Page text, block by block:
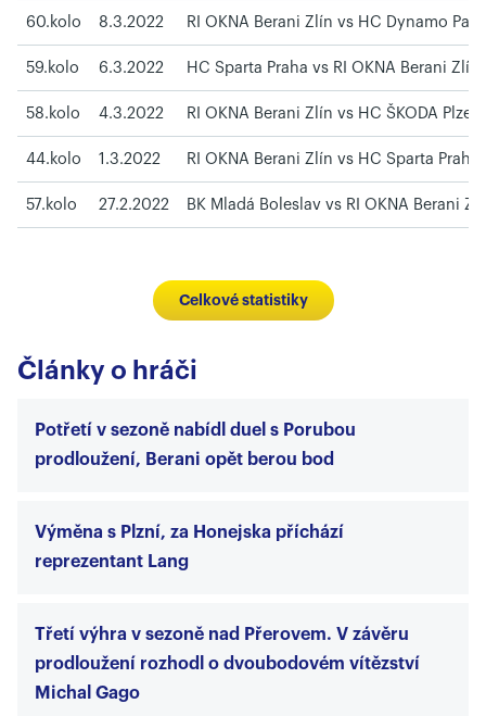
60.kolo 8.3.2022 RI OKNA Berani Zlín vs HC Dynamo
59.kolo 6.3.2022 HC Sparta Praha vs RI OKNA Berani Zlín
58.kolo 4.3.2022 RI OKNA Berani Zlín vs HC ŠKODA Plzeň
44.kolo 1.3.2022 RI OKNA Berani Zlín vs HC Sparta Praha
57.kolo 27.2.2022 BK Mladá Boleslav vs RI OKNA Berani
Celkové statistiky
Články o hráči
Potřetí v sezoně nabídl duel s Porubou
prodloužení, Berani opět berou bod
Výměna s Plzní, za Honejska příchází
reprezentant Lang
Třetí výhra v sezoně nad Přerovem. V závěru
prodloužení rozhodl o dvoubodovém vítězství
Michal Gago